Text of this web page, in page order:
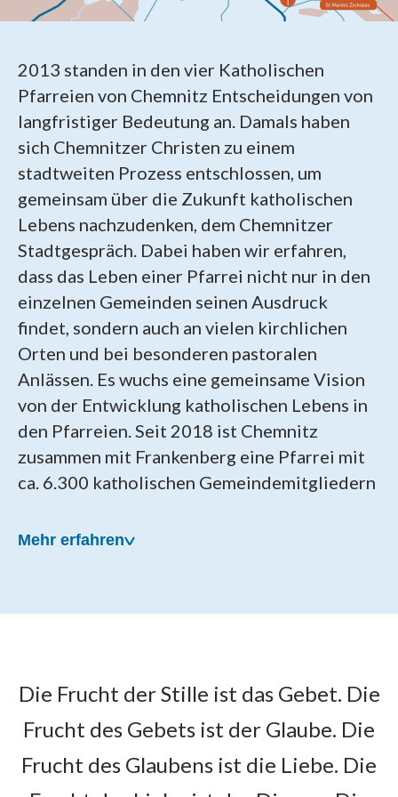
2013 standen in den vier Katholischen
Pfarreien von Chemnitz Entscheidungen von
langfristiger Bedeutung an. Damals haben
sich Chemnitzer Christen zu einem
stadtweiten Prozess entschlossen, um
gemeinsam über die Zukunft katholischen
Lebens nachzudenken, dem Chemnitzer
Stadtgespräch. Dabei haben wir erfahren,
dass das Leben einer Pfarrei nicht nur in den
einzelnen Gemeinden seinen Ausdruck
findet, sondern auch an vielen kirchlichen
Orten und bei besonderen pastoralen
Anlässen. Es wuchs eine gemeinsame Vision
von der Entwicklung katholischen Lebens in
den Pfarreien. Seit 2018 ist Chemnitz
zusammen mit Frankenberg eine Pfarrei mit
ca. 6.300 katholischen Gemeindemitgliedern
Mehr erfahren
22. April 2018 gegründet
Als Patronat für die neue Pfarrei wählten die
Chemnitzer die Hl. Mutter Teresa, die in den
Die Frucht der Stille ist das Gebet. Die
Frucht des Gebets ist der Glaube. Die
Frucht des Glaubens ist die Liebe. Die